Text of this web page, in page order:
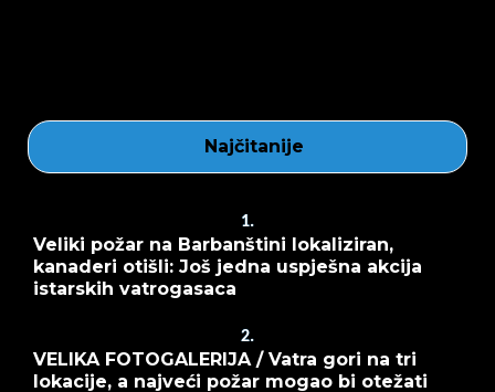
Najčitanije
1.
Veliki požar na Barbanštini lokaliziran,
kanaderi otišli: Još jedna uspješna akcija
istarskih vatrogasaca
2.
VELIKA FOTOGALERIJA / Vatra gori na tri
lokacije, a najveći požar mogao bi otežati